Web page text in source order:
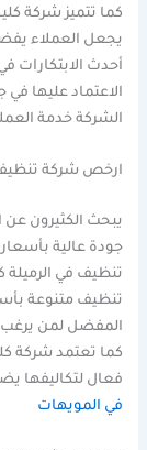
كما تتميز شركة
يجعل العملاء
أحدث الابتكارات
الاعتماد عليها
الشركة خدمة
ارخص شركة تنظيف
يبحث الكثيرون
جودة عالية
تنظيف في الرميلة
تنظيف متنوعة
المفضل لمن يرغب
كما تعتمد شركة
فعال لتكاليفها
في المويهات